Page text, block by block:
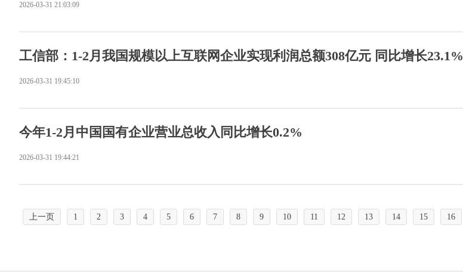
2026-03-31 21:03:09
工信部：1-2月我国规模以上互联网企业实现利润总额308亿元 同比增长23.1%
2026-03-31 19:45:10
今年1-2月中国国有企业营业总收入同比增长0.2%
2026-03-31 19:44:21
上一页 1 2 3 4 5 6 7 8 9 10 11 12 13 14 15 16